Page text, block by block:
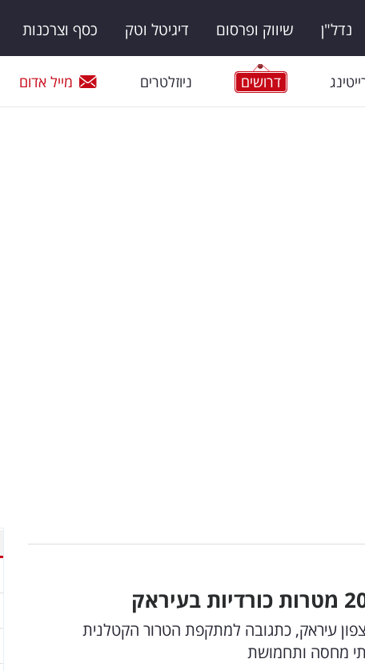
נדל"ן שיווק ופרסום דיגיטל וטק כסף וצרכנות
דרושים ניוזלטרים מייל אדום
הכורדית בצפון עיראק, כתגובה למתקפת הטרור הקטלנית
מחסה ותחמושת